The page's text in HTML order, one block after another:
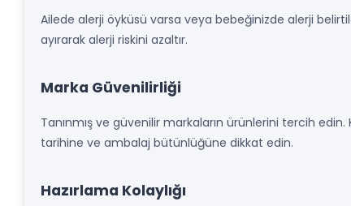
Ailede alerji öyküsü varsa veya bebeğinizde alerji
ayırarak alerji riskini azaltır.
Marka Güvenilirliği
Tanınmış ve güvenilir markaların ürünlerini tercih
tarihine ve ambalaj bütünlüğüne dikkat edin.
Hazırlama Kolaylığı